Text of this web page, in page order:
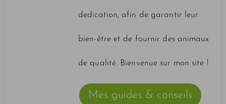
dedication, afin de garantir leur
bien-être et de fournir des animaux
de qualité. Bienvenue sur mon site !
Mes guides & conseils